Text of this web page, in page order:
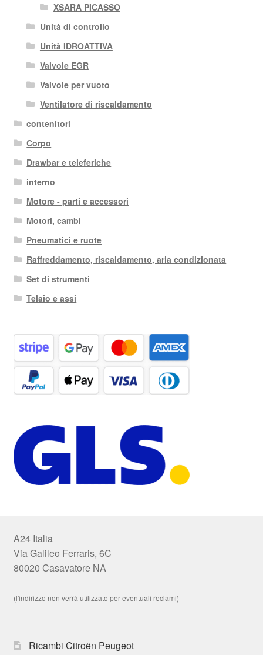
XSARA PICASSO
Unità di controllo
Unità IDROATTIVA
Valvole EGR
Valvole per vuoto
Ventilatore di riscaldamento
contenitori
Corpo
Drawbar e teleferiche
interno
Motore - parti e accessori
Motori, cambi
Pneumatici e ruote
Raffreddamento, riscaldamento, aria condizionata
Set di strumenti
Telaio e assi
A24 Italia
Via Galileo Ferraris, 6C
80020 Casavatore NA
(l'indirizzo non verrà utilizzato per eventuali reclami)
Ricambi Citroën Peugeot